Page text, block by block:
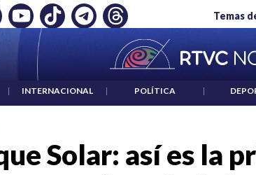
Temas
NO ES UN CRIMEN": CARTA DE BETO CORAL
| INTERNACIONAL | POLÍTICA |
Solar: así es la